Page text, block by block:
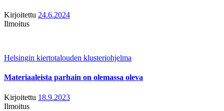
Kirjoitettu 24.6.2024
Ilmoitus
Helsingin kiertotalouden klusteriohjelma
Materiaaleista parhain on olemassa oleva
Kirjoitettu 18.9.2023
Ilmoitus